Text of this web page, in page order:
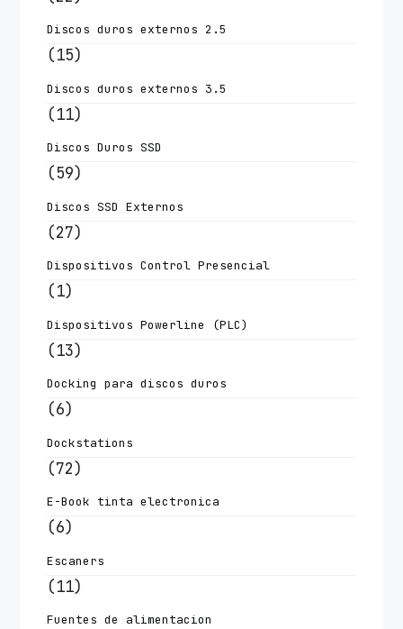
Discos duros externos 2.5
(15)
Discos duros externos 3.5
(11)
Discos Duros SSD
(59)
Discos SSD Externos
(27)
Dispositivos Control Presencial
(1)
Dispositivos Powerline (PLC)
(13)
Docking para discos duros
(6)
Dockstations
(72)
E-Book tinta electronica
(6)
Escaners
(11)
Fuentes de alimentacion